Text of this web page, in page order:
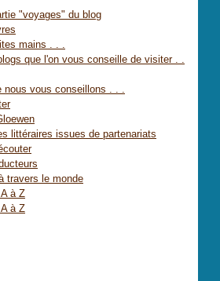
"voyages" du blog
mains . . .
que l'on vous conseille de visiter . .
nous vous conseillons . . .
littéraires issues de partenariats
travers le monde
à Z
à Z